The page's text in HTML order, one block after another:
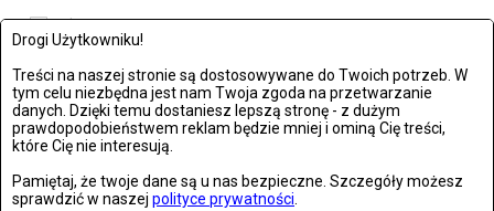
Drogi Użytkowniku!
Treści na naszej stronie są dostosowywane do Twoich potrzeb. W
tym celu niezbędna jest nam Twoja zgoda na przetwarzanie
danych. Dzięki temu dostaniesz lepszą stronę - z dużym
prawdopodobieństwem reklam będzie mniej i ominą Cię treści,
które Cię nie interesują.
Pamiętaj, że twoje dane są u nas bezpieczne. Szczegóły możesz
sprawdzić w naszej polityce prywatności
Zdjęć: 21